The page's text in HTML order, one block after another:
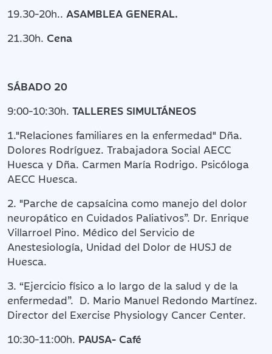
19.30-20h.. ASAMBLEA GENERAL.
21.30h. Cena
SÁBADO 20
9:00-10:30h. TALLERES SIMULTÁNEOS
1."Relaciones familiares en la enfermedad" Dña.
Dolores Rodríguez. Trabajadora Social AECC
Huesca y Dña. Carmen María Rodrigo. Psicóloga
AECC Huesca.
2. "Parche de capsaícina como manejo del dolor
neuropático en Cuidados Paliativos”. Dr. Enrique
Villarroel Pino. Médico del Servicio de
Anestesiología, Unidad del Dolor de HUSJ de
Huesca.
3. “Ejercicio físico a lo largo de la salud y de la
enfermedad”. D. Mario Manuel Redondo Martínez.
Director del Exercise Physiology Cancer Center.
10:30-11:00h. PAUSA- Café